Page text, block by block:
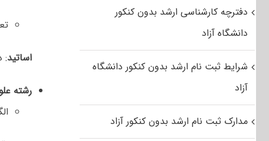
اساتید:
رشته
دفترچه کارشناسی ارشد بدون کنکور
دانشگاه آزاد
شرایط ثبت نام ارشد بدون کنکور دانشگاه
آزاد
مدارک ثبت نام ارشد بدون کنکور آزاد